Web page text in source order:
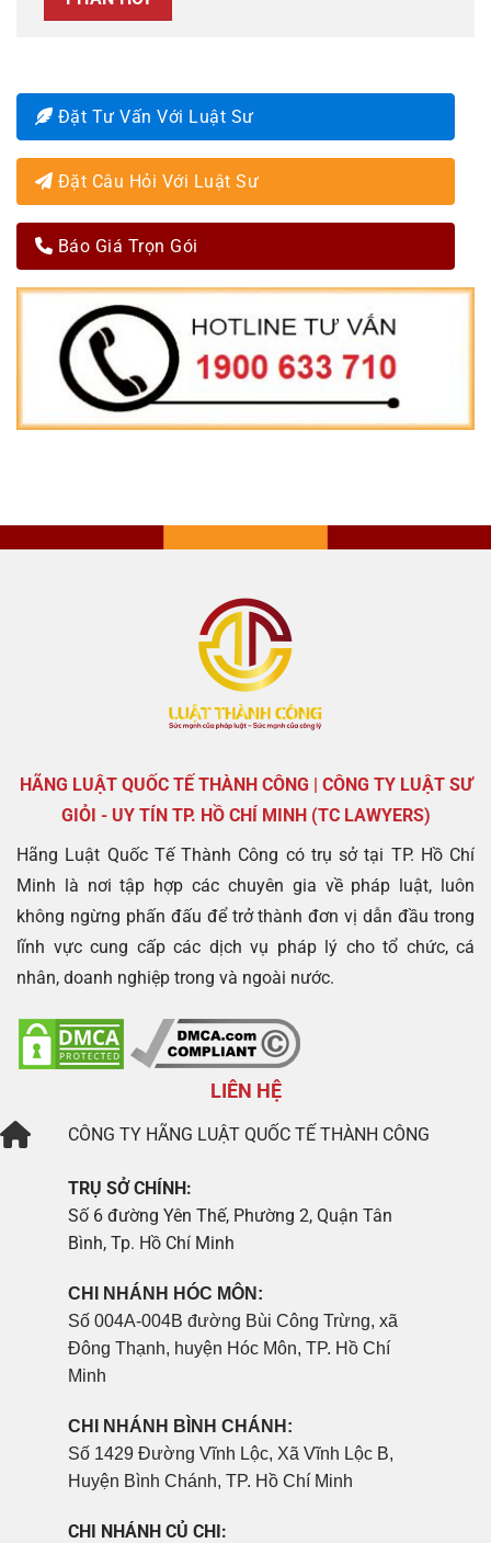
Đặt Tư Vấn Với Luật Sư
Đặt Câu Hỏi Với Luật Sư
Báo Giá Trọn Gói
HÃNG LUẬT QUỐC TẾ THÀNH CÔNG | CÔNG TY LUẬT SƯ
GIỎI - UY TÍN TP. HỒ CHÍ MINH (TC LAWYERS)
Hãng Luật Quốc Tế Thành Công có trụ sở tại TP. Hồ Chí
Minh là nơi tập hợp các chuyên gia về pháp luật, luôn
không ngừng phấn đấu để trở thành đơn vị dẫn đầu trong
lĩnh vực cung cấp các dịch vụ pháp lý cho tổ chức, cá
nhân, doanh nghiệp trong và ngoài nước.
LIÊN HỆ
CÔNG TY HÃNG LUẬT QUỐC TẾ THÀNH CÔNG
TRỤ SỞ CHÍNH:
Số 6 đường Yên Thế, Phường 2, Quận Tân
Bình, Tp. Hồ Chí Minh
CHI NHÁNH HÓC MÔN:
Số 004A-004B đường Bùi Công Trừng, xã
Đông Thạnh, huyện Hóc Môn, TP. Hồ Chí
Minh
CHI NHÁNH BÌNH CHÁNH:
Số 1429 Đường Vĩnh Lộc, Xã Vĩnh Lộc B,
Huyện Bình Chánh, TP. Hồ Chí Minh
CHI NHÁNH CỦ CHI: